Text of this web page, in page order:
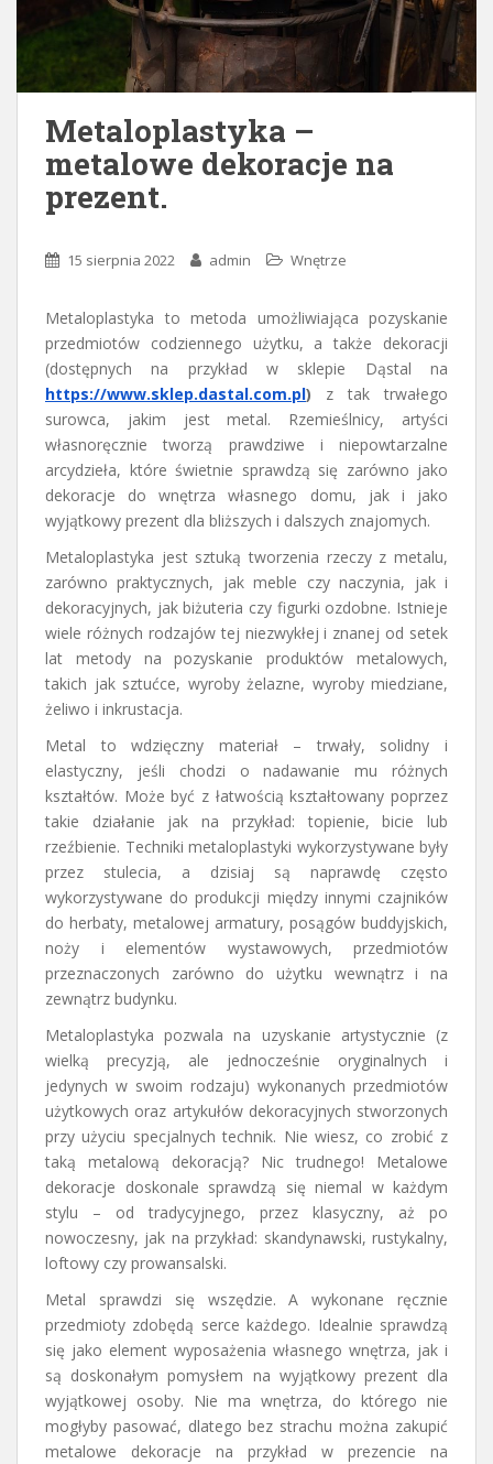
Metaloplastyka –
metalowe dekoracje na
prezent.
15 sierpnia 2022 admin Wnętrze
Metaloplastyka to metoda umożliwiająca pozyskanie
przedmiotów codziennego użytku, a także dekoracji
(dostępnych na przykład w sklepie Dąstal na
https://www.sklep.dastal.com.pl) z tak trwałego
surowca, jakim jest metal. Rzemieślnicy, artyści
własnoręcznie tworzą prawdziwe i niepowtarzalne
arcydzieła, które świetnie sprawdzą się zarówno jako
dekoracje do wnętrza własnego domu, jak i jako
wyjątkowy prezent dla bliższych i dalszych znajomych.
Metaloplastyka jest sztuką tworzenia rzeczy z metalu,
zarówno praktycznych, jak meble czy naczynia, jak i
dekoracyjnych, jak biżuteria czy figurki ozdobne. Istnieje
wiele różnych rodzajów tej niezwykłej i znanej od setek
lat metody na pozyskanie produktów metalowych,
takich jak sztućce, wyroby żelazne, wyroby miedziane,
żeliwo i inkrustacja.
Metal to wdzięczny materiał – trwały, solidny i
elastyczny, jeśli chodzi o nadawanie mu różnych
kształtów. Może być z łatwością kształtowany poprzez
takie działanie jak na przykład: topienie, bicie lub
rzeźbienie. Techniki metaloplastyki wykorzystywane były
przez stulecia, a dzisiaj są naprawdę często
wykorzystywane do produkcji między innymi czajników
do herbaty, metalowej armatury, posągów buddyjskich,
noży i elementów wystawowych, przedmiotów
przeznaczonych zarówno do użytku wewnątrz i na
zewnątrz budynku.
Metaloplastyka pozwala na uzyskanie artystycznie (z
wielką precyzją, ale jednocześnie oryginalnych i
jedynych w swoim rodzaju) wykonanych przedmiotów
użytkowych oraz artykułów dekoracyjnych stworzonych
przy użyciu specjalnych technik. Nie wiesz, co zrobić z
taką metalową dekoracją? Nic trudnego! Metalowe
dekoracje doskonale sprawdzą się niemal w każdym
stylu – od tradycyjnego, przez klasyczny, aż po
nowoczesny, jak na przykład: skandynawski, rustykalny,
loftowy czy prowansalski.
Metal sprawdzi się wszędzie. A wykonane ręcznie
przedmioty zdobędą serce każdego. Idealnie sprawdzą
się jako element wyposażenia własnego wnętrza, jak i
są doskonałym pomysłem na wyjątkowy prezent dla
wyjątkowej osoby. Nie ma wnętrza, do którego nie
mogłyby pasować, dlatego bez strachu można zakupić
metalowe dekoracje na przykład w prezencie na